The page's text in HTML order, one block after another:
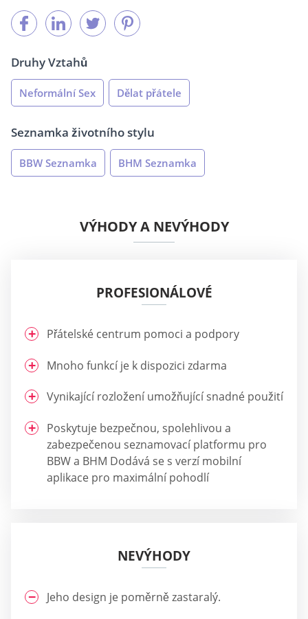
Druhy Vztahů
Neformální Sex Dělat přátele
Seznamka životního stylu
BBW Seznamka BHM Seznamka
VÝHODY A NEVÝHODY
PROFESIONÁLOVÉ
Přátelské centrum pomoci a podpory
Mnoho funkcí je k dispozici zdarma
Vynikající rozložení umožňující snadné použití
Poskytuje bezpečnou, spolehlivou a
zabezpečenou seznamovací platformu pro
BBW a BHM Dodává se s verzí mobilní
aplikace pro maximální pohodlí
NEVÝHODY
Jeho design je poměrně zastaralý.